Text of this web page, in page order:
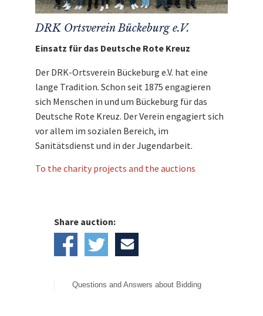
DRK Ortsverein Bückeburg e.V.
Einsatz für das Deutsche Rote Kreuz
Der DRK-Ortsverein Bückeburg e.V. hat eine
lange Tradition. Schon seit 1875 engagieren
sich Menschen in und um Bückeburg für das
Deutsche Rote Kreuz. Der Verein engagiert sich
vor allem im sozialen Bereich, im
Sanitätsdienst und in der Jugendarbeit.
To the charity projects and the auctions
Share auction:
Questions and Answers about Bidding